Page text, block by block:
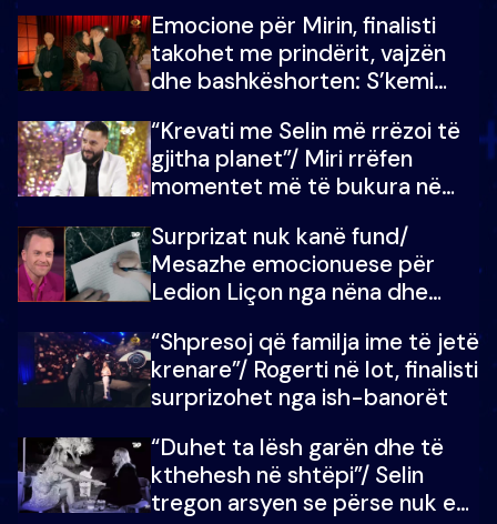
çmimin e madh
Emocione për Mirin, finalisti
takohet me prindërit, vajzën
dhe bashkëshorten: S’kemi
“Krevati me Selin më rrëzoi të
gjitha planet”/ Miri rrëfen
momentet më të bukura në
mungojë zilja e mëngjesit kur…
Surprizat nuk kanë fund/
Mesazhe emocionuese për
Ledion Liçon nga nëna dhe
mban dot lotët: Nuk meritoj…
“Shpresoj që familja ime të jetë
krenare”/ Rogerti në lot, finalisti
surprizohet nga ish-banorët
“Duhet ta lësh garën dhe të
kthehesh në shtëpi”/ Selin
tregon arsyen se përse nuk e